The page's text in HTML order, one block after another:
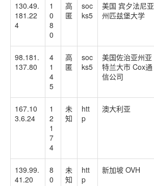
130.49.
181.22
4
1
0
8
0
高
匿
soc
ks5
美国 宾夕法尼亚
州匹兹堡大学
98.181.
137.80
4
1
4
5
高
匿
soc
ks5
美国佐治亚州亚
特兰大市 Cox通
信公司
167.10
3.6.24
1
2
1
7
4
未
知
htt
p
澳大利亚
139.99.
41.20
8
0
未
知
htt
p
新加坡 OVH